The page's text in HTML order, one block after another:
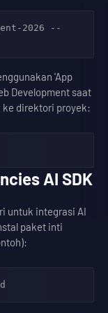
2026 --
'App
Development saat
ke direktori proyek:
AI SDK
untuk integrasi AI
paket inti